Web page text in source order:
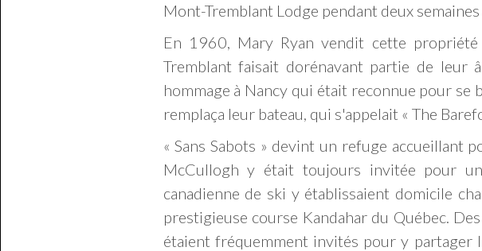
Mont-Tremblant Lodge pendant deux
En 1960, Mary Ryan vendit cette
Tremblant faisait dorénavant partie de leur
hommage à Nancy qui était reconnue pour
remplaça leur bateau, qui s'appelait « The
« Sans Sabots » devint un refuge accueillant
McCullogh y était toujours invitée pour
canadienne de ski y établissaient domicile
prestigieuse course Kandahar du Québec.
étaient fréquemment invités pour y partager